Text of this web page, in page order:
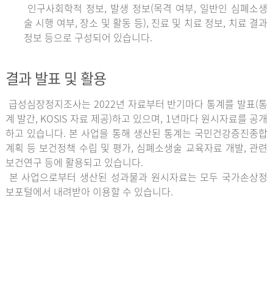
인구사회학적 정보, 발생 정보(목격 여부, 일반인 심폐소생
술 시행 여부, 장소 및 활동 등), 진료 및 치료 정보, 치료 결과
정보 등으로 구성되어 있습니다.
결과 발표 및 활용
급성심장정지조사는 2022년 자료부터 반기마다 통계를 발표(통
계 발간, KOSIS 자료 제공)하고 있으며, 1년마다 원시자료를 공개
하고 있습니다. 본 사업을 통해 생산된 통계는 국민건강증진종합
계획 등 보건정책 수립 및 평가, 심폐소생술 교육자료 개발, 관련
보건연구 등에 활용되고 있습니다.
본 사업으로부터 생산된 성과물과 원시자료는 모두 국가손상정
보포털에서 내려받아 이용할 수 있습니다.